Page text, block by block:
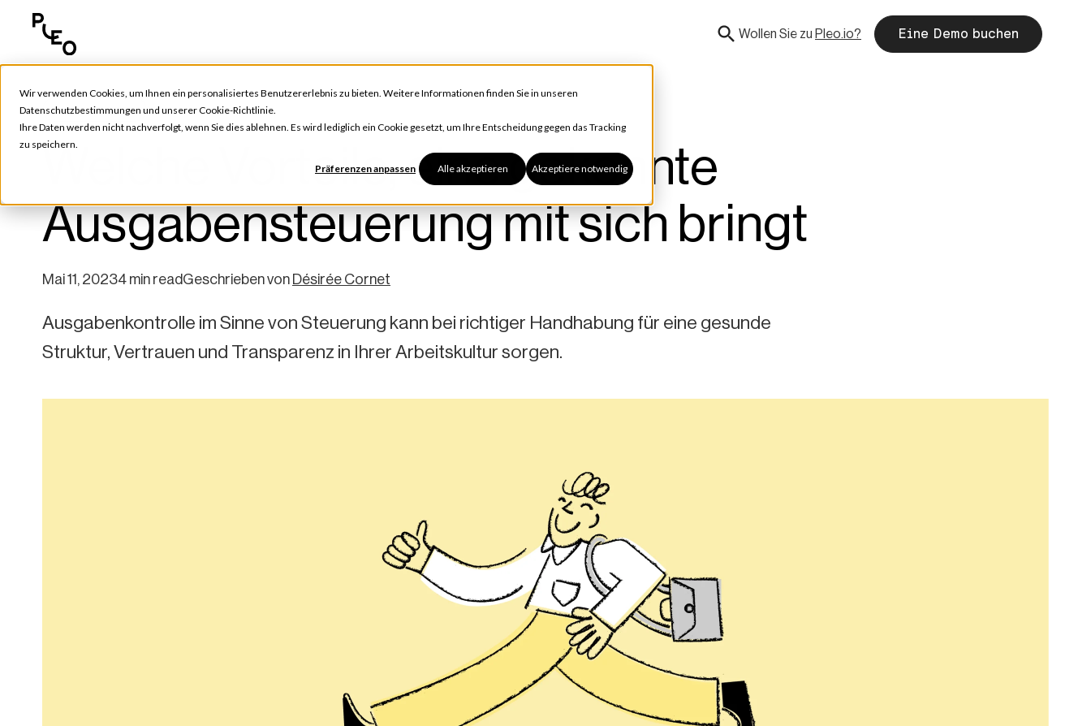
Wir verwenden Cookies, um Ihnen ein personalisiertes Benutzererlebnis zu bieten. Weitere Informationen finden Sie in unseren
Datenschutzbestimmungen und unsererCookie-Richtlinie.
Ihre Daten werden nicht nachverfolgt, wenn Sie dies ablehnen. Es wird lediglich ein Cookie gesetzt, um Ihre Entscheidung gegen das Tracking
zu speichern.
Präferenzen anpassen Alle akzeptieren Akzeptiere notwendig
Wollen Sie zu Pleo.io? Eine Demo buchen
Tools & Tipps
Welche Vorteile, eine gekonnte
Ausgabensteuerung mit sich bringt
Mai 11, 20234 min readGeschrieben von Désirée Cornet
Ausgabenkontrolle im Sinne von Steuerung kann bei richtiger Handhabung für eine gesunde
Struktur, Vertrauen und Transparenz in Ihrer Arbeitskultur sorgen.